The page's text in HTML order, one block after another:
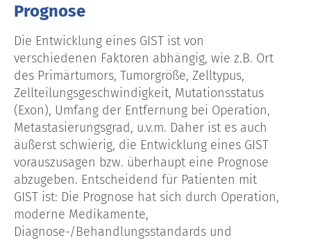
Prognose
Die Entwicklung eines GIST ist von
verschiedenen Faktoren abhängig, wie z.B. Ort
des Primärtumors, Tumorgröße, Zelltypus,
Zellteilungsgeschwindigkeit, Mutationsstatus
(Exon), Umfang der Entfernung bei Operation,
Metastasierungsgrad, u.v.m. Daher ist es auch
äußerst schwierig, die Entwicklung eines GIST
vorauszusagen bzw. überhaupt eine Prognose
abzugeben. Entscheidend für Patienten mit
GIST ist: Die Prognose hat sich durch Operation,
moderne Medikamente,
Diagnose-/Behandlungsstandards und